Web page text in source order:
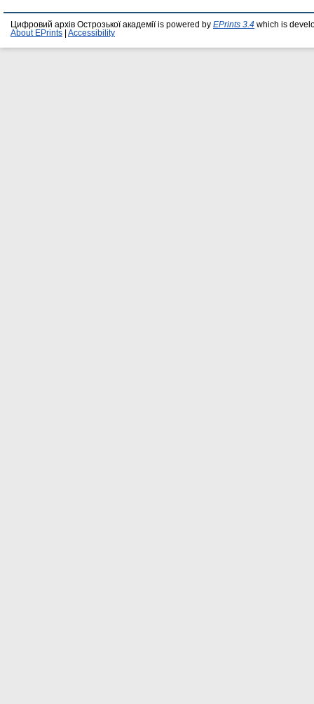
Цифровий архів Острозької академії is powered by EPrints 3.4 which is
About EPrints
Accessibility